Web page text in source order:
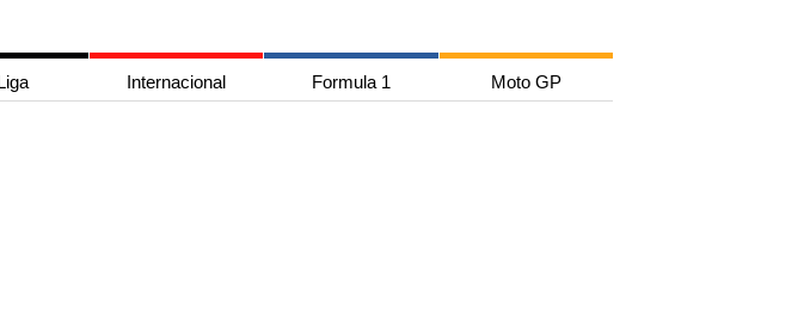
Internacional Formula 1 Moto GP